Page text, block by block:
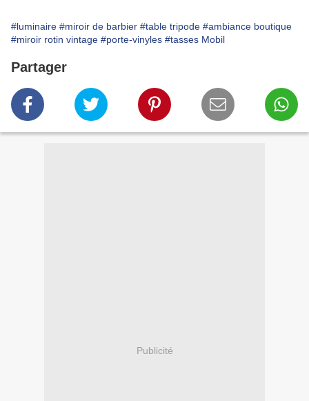
#luminaire #miroir de barbier #table tripode #ambiance boutique
#miroir rotin vintage #porte-vinyles #tasses Mobil
Partager
Publicité